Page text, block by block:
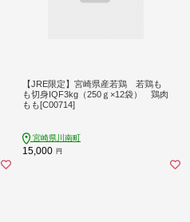
【JRE限定】宮崎県産若鶏 若鶏も
も切身IQF3kg（250ｇ×12袋） 鶏肉
もも[C00714]
宮崎県川南町
15,000 円